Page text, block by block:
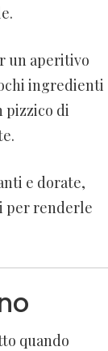
un aperitivo
ingredienti
pizzico di
e dorate,
per renderle
quando